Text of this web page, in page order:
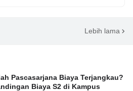
Lebih lama
Pascasarjana Biaya Terjangkau?
Biaya S2 di Kampus